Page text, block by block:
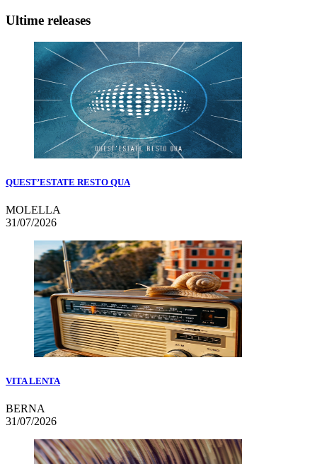
Ultime releases
QUEST’ESTATE RESTO QUA
MOLELLA
31/07/2026
VITA LENTA
BERNA
31/07/2026